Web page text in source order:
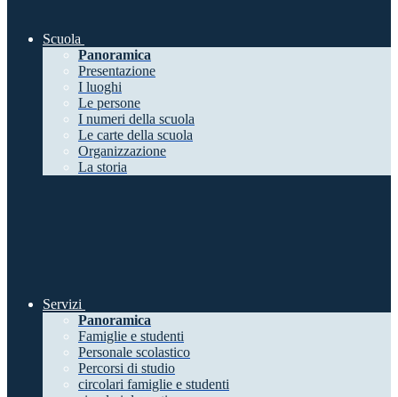
Scuola
Panoramica
Presentazione
I luoghi
Le persone
I numeri della scuola
Le carte della scuola
Organizzazione
La storia
Servizi
Panoramica
Famiglie e studenti
Personale scolastico
Percorsi di studio
circolari famiglie e studenti